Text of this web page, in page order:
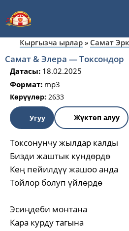
Кыргызча ырлар » Самат
Самат & Элера — Токсондор
Датасы: 18.02.2025
Формат: mp3
Көрүүлөр: 2633
Угуу Жүктөп алуу
Токсонунчу жылдар калды
Бизди жаштык күндөрдө
Кең пейилдүү жашоо анда
Тойлор болуп үйлөрдө
Эсиңдеби монтана
Кара курду тагына